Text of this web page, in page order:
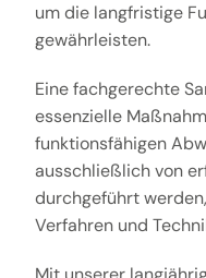
um die langfristige
gewährleisten.
Eine fachgerechte
essenzielle
funktionsfähigen
ausschließlich von
durchgeführt
Verfahren und